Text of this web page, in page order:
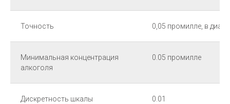
Точность 0,05 промилле, в
Минимальная концентрация
алкоголя
0.05 промилле
Дискретность шкалы 0.01